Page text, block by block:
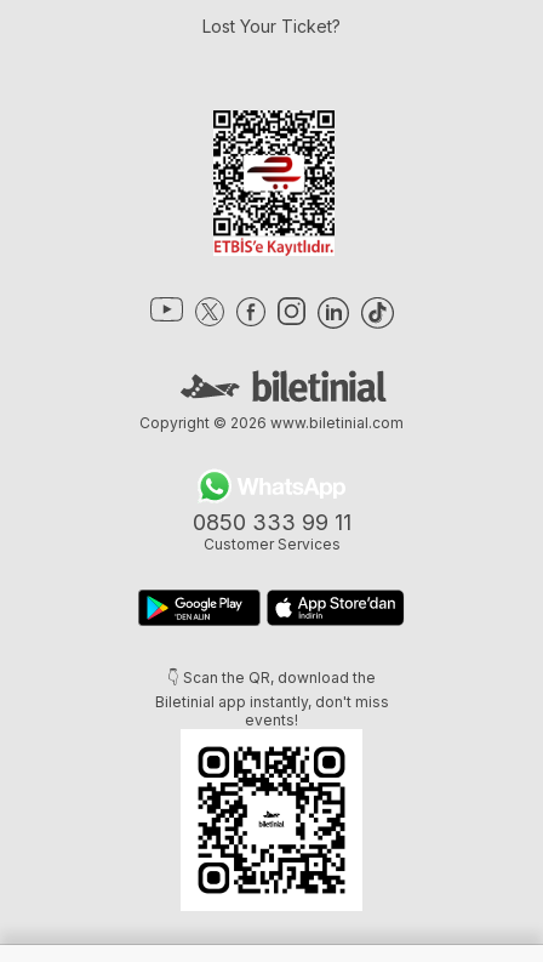
Lost Your Ticket?
0850 333 99 11
Customer Services
👇 Scan the QR, download the
Biletinial app instantly, don't miss
events!
Copyright © 2026 www.biletinial.com